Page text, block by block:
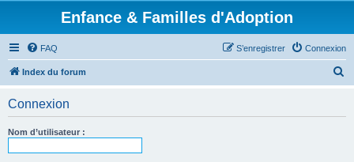
Enfance & Familles d'Adoption
FAQ Connexion
S’enregistrer
Index du forum
Connexion
Nom d’utilisateur :